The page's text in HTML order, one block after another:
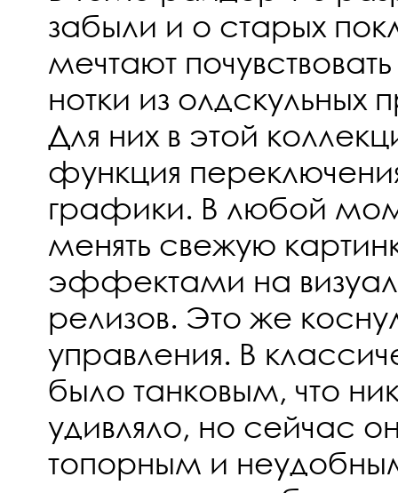
забыли и о старых
мечтают
нотки из олдскульных
Для них в этой
функция
графики. В любой
менять свежую
эффектами на визуал
релизов. Это же
управления. В
было танковым, что
удивляло, но сейчас
топорным и